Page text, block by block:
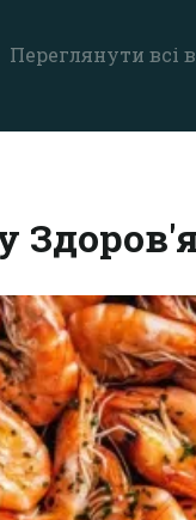
Переглянути всі